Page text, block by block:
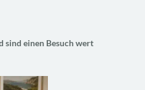
sind einen Besuch wert